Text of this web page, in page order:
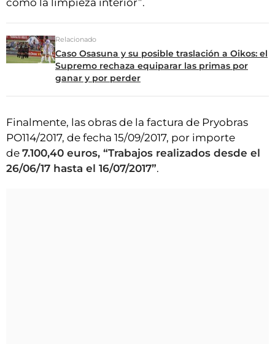
Relacionado
Caso Osasuna y su posible traslación a Oikos: el
Supremo rechaza equiparar las primas por
ganar y por perder
Finalmente, las obras de la factura de Pryobras
PO114/2017, de fecha 15/09/2017, por importe
de 7.100,40 euros, “Trabajos realizados desde el
26/06/17 hasta el 16/07/2017”.